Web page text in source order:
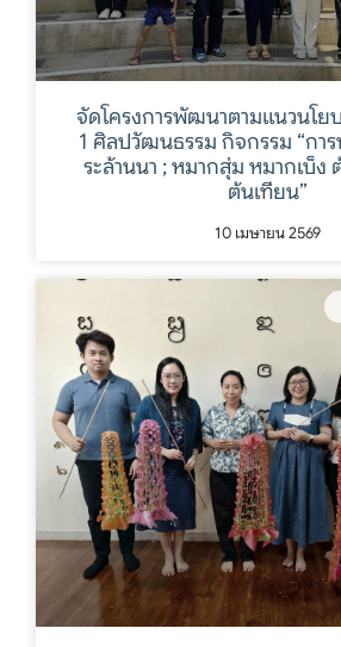
จัดโครงการพัฒนาตามแนวนโย
1 ศิลปวัฒนธรรม กิจกรรม “การ
ระล้านนา ; หมากสุ่ม หมากเบ็
ต้นเทียน”
10 เมษายน 2569